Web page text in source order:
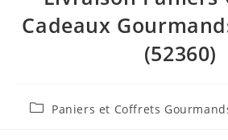
Cadeaux
(52360)
Paniers et Coffrets